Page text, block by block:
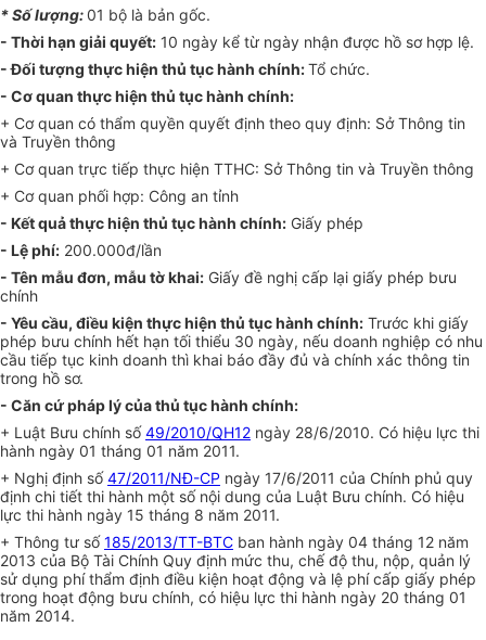
* Số lượng:01 bộ là bản gốc.
- Thời hạn giải quyết: 10 ngày kể từ ngày nhận được hồ sơ hợp lệ.
- Đối tượng thực hiện thủ tục hành chính:Tổ chức.
- Cơ quan thực hiện thủ tục hành chính:
+ Cơ quan có thẩm quyền quyết định theo quy định: Sở Thông tin
và Truyền thông
+ Cơ quan trực tiếp thực hiện TTHC: Sở Thông tin và Truyền thông
+ Cơ quan phối hợp: Công an tỉnh
- Kết quả thực hiện thủ tục hành chính: Giấy phép
- Lệ phí: 200.000đ/lần
- Tên mẫu đơn, mẫu tờ khai: Giấy đề nghị cấp lại giấy phép bưu
chính
- Yêu cầu, điều kiện thực hiện thủ tục hành chính: Trước khi giấy
phép bưu chính hết hạn tối thiểu 30 ngày, nếu doanh nghiệp có nhu
cầu tiếp tục kinh doanh thì khai báo đầy đủ và chính xác thông tin
trong hồ sơ.
- Căn cứ pháp lý của thủ tục hành chính:
+ Luật Bưu chính số49/2010/QH12 ngày 28/6/2010. Có hiệu lực thi
hành ngày 01 tháng 01 năm 2011.
+ Nghị định số47/2011/NĐ-CP ngày 17/6/2011 của Chính phủ quy
định chi tiết thi hành một số nội dung của Luật Bưu chính. Có hiệu
lực thi hành ngày 15 tháng 8 năm 2011.
+ Thông tư số185/2013/TT-BTC ban hành ngày 04 tháng 12 năm
2013 của Bộ Tài Chính Quy định mức thu, chế độ thu, nộp, quản lý
sử dụng phí thẩm định điều kiện hoạt động và lệ phí cấp giấy phép
trong hoạt động bưu chính, có hiệu lực thi hành ngày 20 tháng 01
năm 2014.